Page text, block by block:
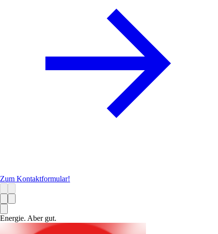
Zum Kontaktformular!
Energie. Aber gut.